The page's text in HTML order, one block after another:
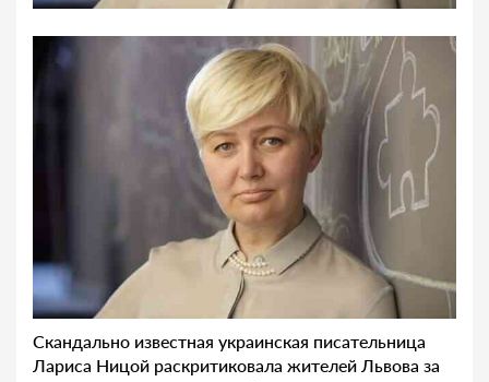
Скандально известная украинская писательница
Лариса Ницой раскритиковала жителей Львова за